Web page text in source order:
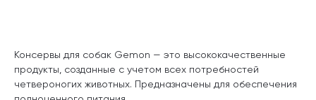
Консервы для собак Gemon — это высококачественные
продукты, созданные с учетом всех потребностей
четвероногих животных. Предназначены для обеспечения